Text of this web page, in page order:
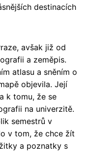
destinacích
avšak již od
a zeměpis.
atlasu a sněním o
objevila. Její
k tomu, že se
na univerzitě.
semestrů v
v tom, že chce žít
a poznatky s